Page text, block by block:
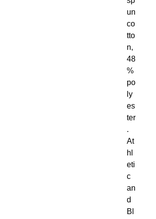
un
co
tto
n,
48
%
po
ly
es
ter
.
At
hl
eti
c
an
d
Bl